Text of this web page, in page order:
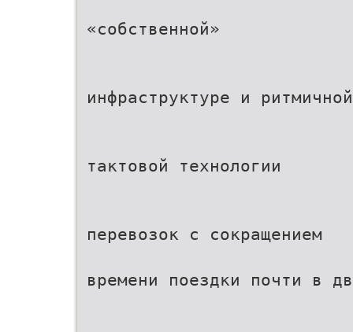
«собственной»
инфраструктуре и ритмичной
тактовой технологии
перевозок с сокращением
времени поездки почти в